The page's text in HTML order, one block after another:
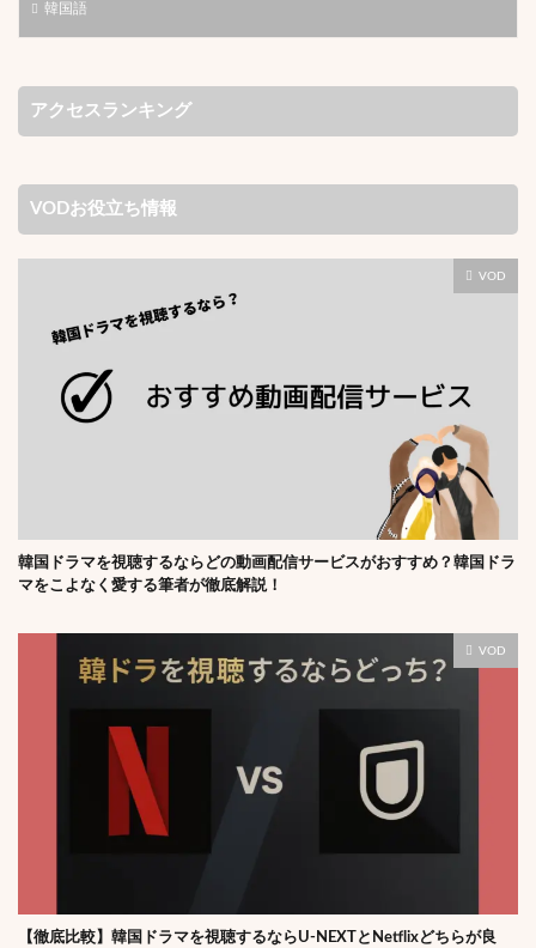
韓国語
アクセスランキング
VODお役立ち情報
VOD
韓国ドラマを視聴するならどの動画配信サービスがおすすめ？韓国ドラ
マをこよなく愛する筆者が徹底解説！
VOD
【徹底比較】韓国ドラマを視聴するならU-NEXTとNetflixどちらが良